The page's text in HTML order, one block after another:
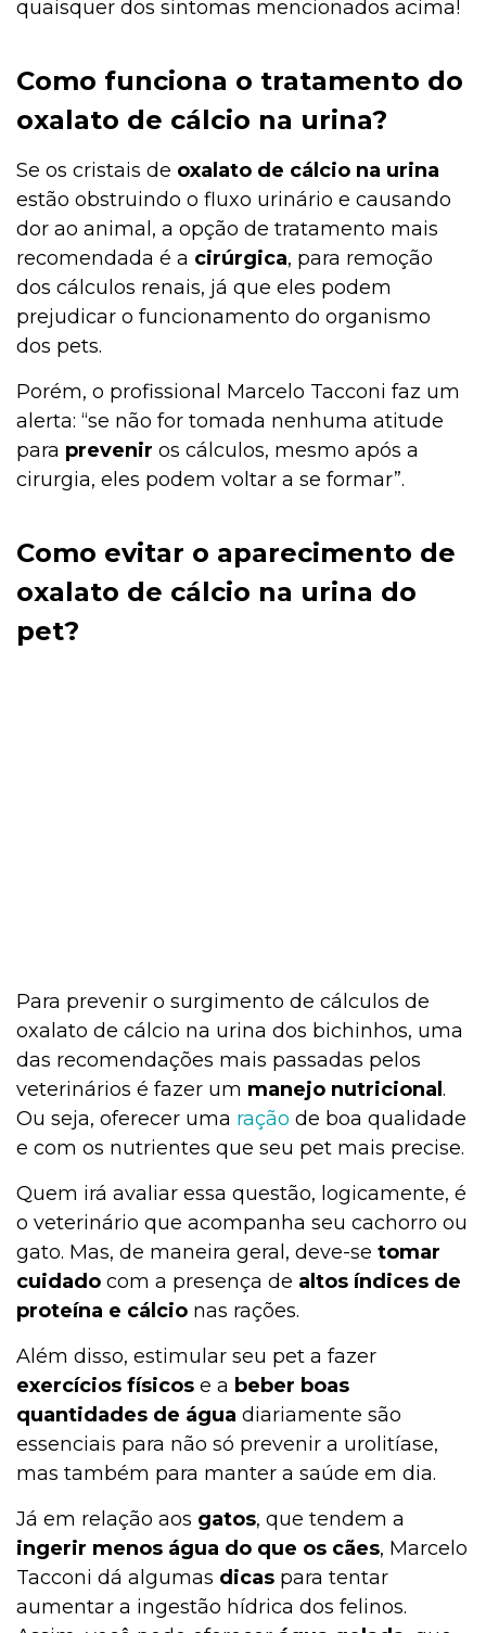
quaisquer dos sintomas mencionados acima!
Como funciona o tratamento do
oxalato de cálcio na urina?
Se os cristais de oxalato de cálcio na urina
estão obstruindo o fluxo urinário e causando
dor ao animal, a opção de tratamento mais
recomendada é a cirúrgica, para remoção
dos cálculos renais, já que eles podem
prejudicar o funcionamento do organismo
dos pets.
Porém, o profissional Marcelo Tacconi faz um
alerta: “se não for tomada nenhuma atitude
para prevenir os cálculos, mesmo após a
cirurgia, eles podem voltar a se formar”.
Como evitar o aparecimento de
oxalato de cálcio na urina do
pet?
Para prevenir o surgimento de cálculos de
oxalato de cálcio na urina dos bichinhos, uma
das recomendações mais passadas pelos
veterinários é fazer um manejo nutricional .
Ou seja, oferecer uma ração de boa qualidade
e com os nutrientes que seu pet mais precise.
Quem irá avaliar essa questão, logicamente, é
o veterinário que acompanha seu cachorro ou
gato. Mas, de maneira geral, deve-se tomar
cuidado com a presença de altos índices de
proteína e cálcio nas rações.
Além disso, estimular seu pet a fazer
exercícios físicos e a beber boas
quantidades de água diariamente são
essenciais para não só prevenir a urolitíase,
mas também para manter a saúde em dia.
Já em relação aos gatos, que tendem a
ingerir menos água do que os cães, Marcelo
Tacconi dá algumas dicas para tentar
aumentar a ingestão hídrica dos felinos.